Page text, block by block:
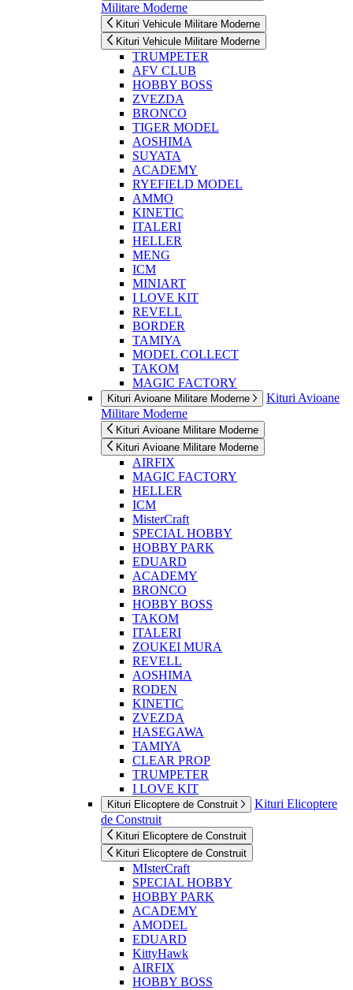
Militare Moderne
Kituri Vehicule Militare Moderne
Kituri Vehicule Militare Moderne
TRUMPETER
AFV CLUB
HOBBY BOSS
ZVEZDA
BRONCO
TIGER MODEL
AOSHIMA
SUYATA
ACADEMY
RYEFIELD MODEL
AMMO
KINETIC
ITALERI
HELLER
MENG
ICM
MINIART
I LOVE KIT
REVELL
BORDER
TAMIYA
MODEL COLLECT
TAKOM
MAGIC FACTORY
Kituri Avioane Militare Moderne
Kituri Avioane
Militare Moderne
Kituri Avioane Militare Moderne
Kituri Avioane Militare Moderne
AIRFIX
MAGIC FACTORY
HELLER
ICM
MisterCraft
SPECIAL HOBBY
HOBBY PARK
EDUARD
ACADEMY
BRONCO
HOBBY BOSS
TAKOM
ITALERI
ZOUKEI MURA
REVELL
AOSHIMA
RODEN
KINETIC
ZVEZDA
HASEGAWA
TAMIYA
CLEAR PROP
TRUMPETER
I LOVE KIT
Kituri Elicoptere de Construit
Kituri Elicoptere
de Construit
Kituri Elicoptere de Construit
Kituri Elicoptere de Construit
MIsterCraft
SPECIAL HOBBY
HOBBY PARK
ACADEMY
AMODEL
EDUARD
KittyHawk
AIRFIX
HOBBY BOSS